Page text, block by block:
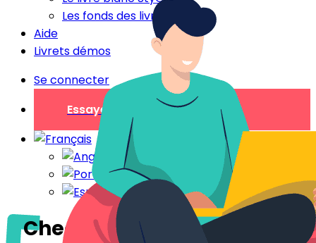
Les fonds des livrets
Aide
Livrets démos
Se connecter
Essayer gratuitement
Check in et check out